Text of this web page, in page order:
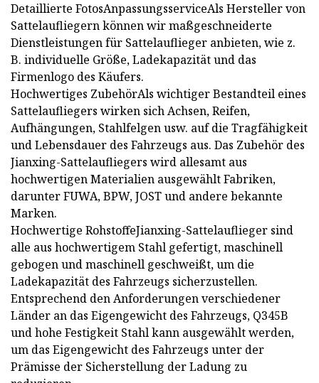
Detaillierte FotosAnpassungsserviceAls Hersteller von
Sattelaufliegern können wir maßgeschneiderte
Dienstleistungen für Sattelauflieger anbieten, wie z.
B. individuelle Größe, Ladekapazität und das
Firmenlogo des Käufers.
Hochwertiges ZubehörAls wichtiger Bestandteil eines
Sattelaufliegers wirken sich Achsen, Reifen,
Aufhängungen, Stahlfelgen usw. auf die Tragfähigkeit
und Lebensdauer des Fahrzeugs aus. Das Zubehör des
Jianxing-Sattelaufliegers wird allesamt aus
hochwertigen Materialien ausgewählt Fabriken,
darunter FUWA, BPW, JOST und andere bekannte
Marken.
Hochwertige RohstoffeJianxing-Sattelauflieger sind
alle aus hochwertigem Stahl gefertigt, maschinell
gebogen und maschinell geschweißt, um die
Ladekapazität des Fahrzeugs sicherzustellen.
Entsprechend den Anforderungen verschiedener
Länder an das Eigengewicht des Fahrzeugs, Q345B
und hohe Festigkeit Stahl kann ausgewählt werden,
um das Eigengewicht des Fahrzeugs unter der
Prämisse der Sicherstellung der Ladung zu